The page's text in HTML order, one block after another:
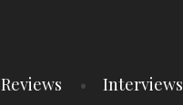
Reviews Interviews